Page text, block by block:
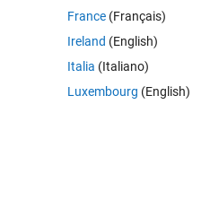
});
France (Français)
Ireland (English)
Italia (Italiano)
Luxembourg (English)